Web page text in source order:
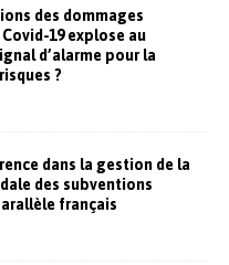
des dommages
19 explose au
d’alarme pour la
?
dans la gestion de la
des subventions
français